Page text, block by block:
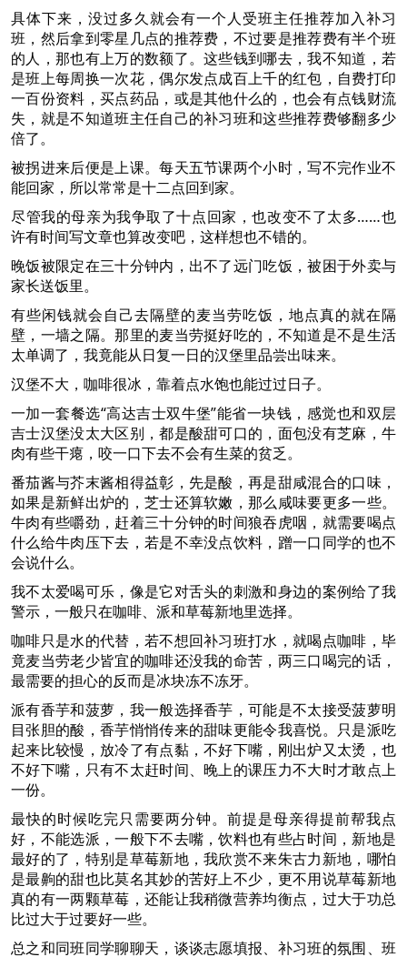
具体下来，没过多久就会有一个人受班主任推荐加入补习
班，然后拿到零星几点的推荐费，不过要是推荐费有半个班
的人，那也有上万的数额了。这些钱到哪去，我不知道，若
是班上每周换一次花，偶尔发点成百上千的红包，自费打印
一百份资料，买点药品，或是其他什么的，也会有点钱财流
失，就是不知道班主任自己的补习班和这些推荐费够翻多少
倍了。
被拐进来后便是上课。每天五节课两个小时，写不完作业不
能回家，所以常常是十二点回到家。
尽管我的母亲为我争取了十点回家，也改变不了太多……也
许有时间写文章也算改变吧，这样想也不错的。
晚饭被限定在三十分钟内，出不了远门吃饭，被困于外卖与
家长送饭里。
有些闲钱就会自己去隔壁的麦当劳吃饭，地点真的就在隔
壁，一墙之隔。那里的麦当劳挺好吃的，不知道是不是生活
太单调了，我竟能从日复一日的汉堡里品尝出味来。
汉堡不大，咖啡很冰，靠着点水饱也能过过日子。
一加一套餐选“高达吉士双牛堡”能省一块钱，感觉也和双层
吉士汉堡没太大区别，都是酸甜可口的，面包没有芝麻，牛
肉有些干瘪，咬一口下去不会有生菜的贫乏。
番茄酱与芥末酱相得益彰，先是酸，再是甜咸混合的口味，
如果是新鲜出炉的，芝士还算软嫩，那么咸味要更多一些。
牛肉有些嚼劲，赶着三十分钟的时间狼吞虎咽，就需要喝点
什么给牛肉压下去，若是不幸没点饮料，蹭一口同学的也不
会说什么。
我不太爱喝可乐，像是它对舌头的刺激和身边的案例给了我
警示，一般只在咖啡、派和草莓新地里选择。
咖啡只是水的代替，若不想回补习班打水，就喝点咖啡，毕
竟麦当劳老少皆宜的咖啡还没我的命苦，两三口喝完的话，
最需要的担心的反而是冰块冻不冻牙。
派有香芋和菠萝，我一般选择香芋，可能是不太接受菠萝明
目张胆的酸，香芋悄悄传来的甜味更能令我喜悦。只是派吃
起来比较慢，放冷了有点黏，不好下嘴，刚出炉又太烫，也
不好下嘴，只有不太赶时间、晚上的课压力不大时才敢点上
一份。
最快的时候吃完只需要两分钟。前提是母亲得提前帮我点
好，不能选派，一般下不去嘴，饮料也有些占时间，新地是
最好的了，特别是草莓新地，我欣赏不来朱古力新地，哪怕
是最齁的甜也比莫名其妙的苦好上不少，更不用说草莓新地
真的有一两颗草莓，还能让我稍微营养均衡点，过大于功总
比过大于过要好一些。
总之和同班同学聊聊天，谈谈志愿填报、补习班的氛围、班